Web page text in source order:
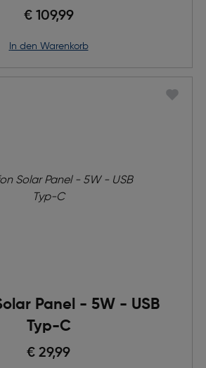
€ 109,99
in den Warenkorb
Panel - 5W - USB
Typ-C
€ 29,99